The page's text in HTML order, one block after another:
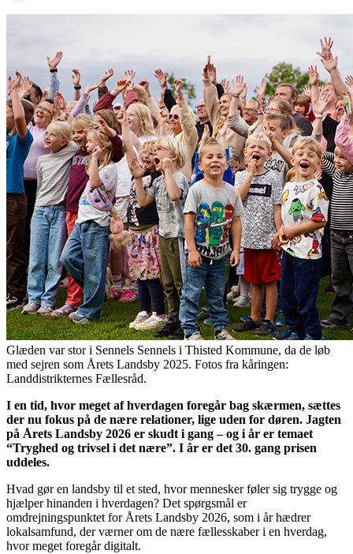
Glæden var stor i Sennels Sennels i Thisted Kommune, da de løb
med sejren som Årets Landsby 2025. Fotos fra kåringen:
Landdistrikternes Fællesråd.
I en tid, hvor meget af hverdagen foregår bag skærmen, sættes
der nu fokus på de nære relationer, lige uden for døren. Jagten
på Årets Landsby 2026 er skudt i gang – og i år er temaet
“Tryghed og trivsel i det nære”. I år er det 30. gang prisen
uddeles.
Hvad gør en landsby til et sted, hvor mennesker føler sig trygge og
hjælper hinanden i hverdagen? Det spørgsmål er
omdrejningspunktet for Årets Landsby 2026, som i år hædrer
lokalsamfund, der værner om de nære fællesskaber i en hverdag,
hvor meget foregår digitalt.